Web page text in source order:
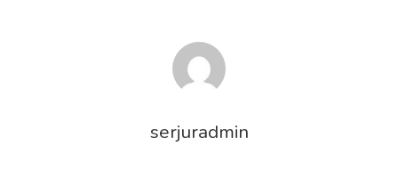
serjuradmin